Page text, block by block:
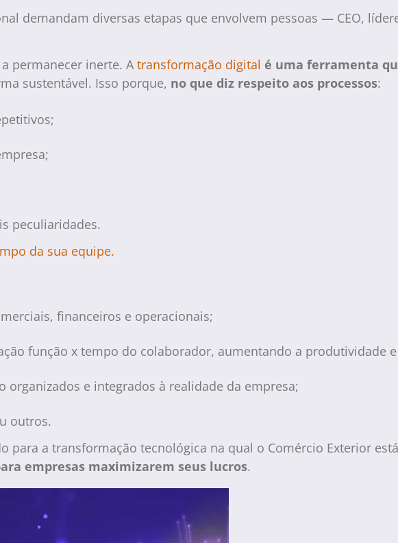
demandam diversas etapas que envolvem pessoas — CEO,
permanecer inerte. A transformação digital é uma ferramenta
sustentável. Isso porque, no que diz respeito aos processos:
peculiaridades.
da sua equipe.
financeiros e operacionais;
função x tempo do colaborador, aumentando a produtividade
e integrados à realidade da empresa;
outros.
para a transformação tecnológica na qual o Comércio Exterior
empresas maximizarem seus lucros.